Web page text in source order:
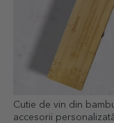
Cutie de vin din
accesorii